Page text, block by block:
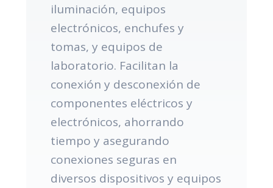
iluminación, equipos
electrónicos, enchufes y
tomas, y equipos de
laboratorio. Facilitan la
conexión y desconexión de
componentes eléctricos y
electrónicos, ahorrando
tiempo y asegurando
conexiones seguras en
diversos dispositivos y equipos